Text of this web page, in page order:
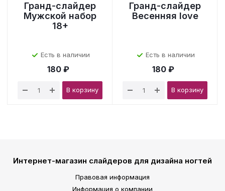
Гранд-слайдер
Мужской набор
18+
Есть в наличии
180 ₽
В корзину
Гранд-слайдер
Весенняя love
Есть в наличии
180 ₽
В корзину
Интернет-магазин слайдеров для дизайна ногтей
Правовая информация
Информация о компании